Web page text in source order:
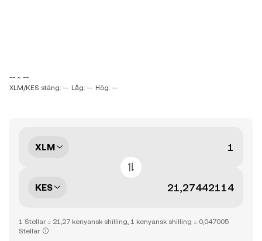
-- ~ --
XLM/KES stäng: -- Låg: -- Hög: --
XLM
KES
1 Stellar = 21,27 kenyansk shilling, 1 kenyansk shilling = 0,047005
Stellar